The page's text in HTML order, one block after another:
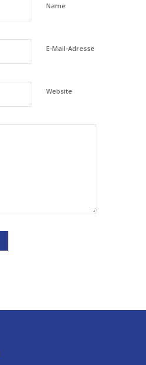
Name
E-Mail-Adresse
Website